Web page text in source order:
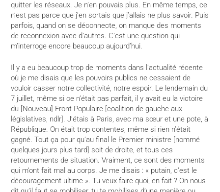
quitter les réseaux. Je n’en pouvais plus. En même temps, ce
n’est pas parce que j’en sortais que j’allais ne plus savoir. Puis
parfois, quand on se déconnecte, on manque des moments
de reconnexion avec d’autres. C’est une question qui
m’interroge encore beaucoup aujourd’hui.
Il y a eu beaucoup trop de moments dans l’actualité récente
où je me disais que les pouvoirs publics ne cessaient de
vouloir casser notre collectivité, notre espoir. Le lendemain du
7 juillet, même si ce n’était pas parfait, il y avait eu la victoire
du [Nouveau] Front Populaire [coalition de gauche aux
législatives, ndlr]. J’étais à Paris, avec ma sœur et une pote, à
République. On était trop contentes, même si rien n’était
gagné. Tout ça pour qu’au final le Premier ministre [nommé
quelques jours plus tard] soit de droite, et tous ces
retournements de situation. Vraiment, ce sont des moments
qui m’ont fait mal au corps. Je me disais : « putain, c’est le
découragement ultime ». Tu veux faire quoi, en fait ? On nous